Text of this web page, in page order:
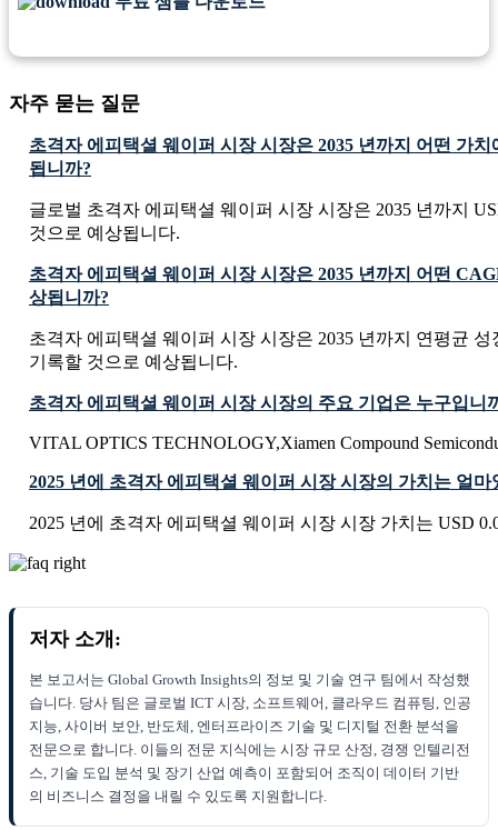
자주 묻는 질문
초격자 에피택셜 웨이퍼 시장 시장은 2035 년까지 어떤 가
됩니까?
글로벌 초격자 에피택셜 웨이퍼 시장 시장은 2035 년까지
것으로 예상됩니다.
초격자 에피택셜 웨이퍼 시장 시장은 2035 년까지 어떤
상됩니까?
초격자 에피택셜 웨이퍼 시장 시장은 2035 년까지 연평균 성
기록할 것으로 예상됩니다.
초격자 에피택셜 웨이퍼 시장 시장의 주요 기업은 누구입니
VITAL OPTICS TECHNOLOGY,Xiamen Compound
2025 년에 초격자 에피택셜 웨이퍼 시장 시장의 가치는 얼마
2025 년에 초격자 에피택셜 웨이퍼 시장 시장 가치는 USD
저자 소개:
본 보고서는 Global Growth Insights의 정보 및 기술 연구 팀에서 작성했
습니다. 당사 팀은 글로벌 ICT 시장, 소프트웨어, 클라우드 컴퓨팅, 인공
지능, 사이버 보안, 반도체, 엔터프라이즈 기술 및 디지털 전환 분석을
전문으로 합니다. 이들의 전문 지식에는 시장 규모 산정, 경쟁 인텔리전
스, 기술 도입 분석 및 장기 산업 예측이 포함되어 조직이 데이터 기반
의 비즈니스 결정을 내릴 수 있도록 지원합니다.